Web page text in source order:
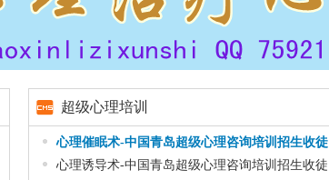
超级心理培训
心理催眠术-中国青岛超级心理咨询培训招生收徒
心理诱导术-中国青岛超级心理咨询培训招生收徒